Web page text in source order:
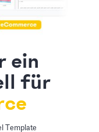
ein
für
Template